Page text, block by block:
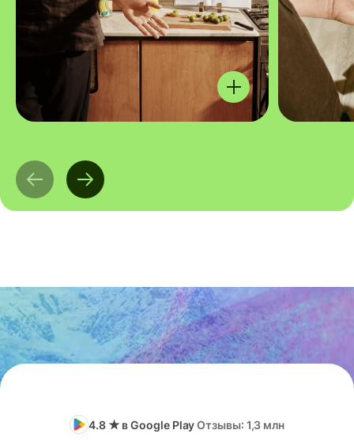
4.8 ★ в Google PlayОтзывы: 1,3 млн